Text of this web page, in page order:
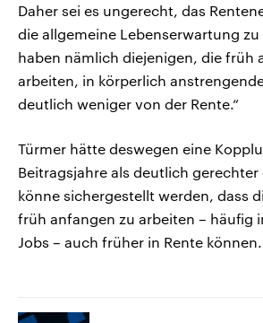
Daher sei es ungerecht, das
die allgemeine Lebenserwartung zu
haben nämlich diejenigen, die früh
arbeiten, in körperlich
deutlich weniger von der Rente.“
Türmer hätte deswegen eine
Beitragsjahre als deutlich
könne sichergestellt werden, dass
früh anfangen zu arbeiten – häufig
Jobs – auch früher in Rente können.